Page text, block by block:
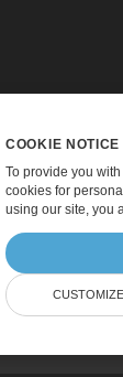
COOKIE NOTICE
To provide you
cookies for
using our site, you
CUSTOMIZE